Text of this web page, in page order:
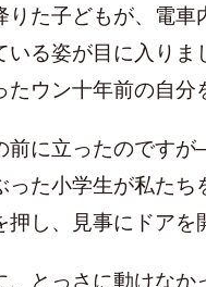
た子どもが、電
る姿が目に入りま
たウン十年前の自
前に立ったので
た小学生が私た
し、見事にドアを
、とっさに動けな